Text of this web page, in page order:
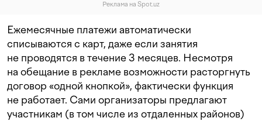
Реклама на Spot.uz
Ежемесячные платежи автоматически
списываются с карт, даже если занятия
не проводятся в течение 3 месяцев. Несмотря
на обещание в рекламе возможности расторгнуть
договор «одной кнопкой», фактически функция
не работает. Сами организаторы предлагают
участникам (в том числе из отдаленных районов)